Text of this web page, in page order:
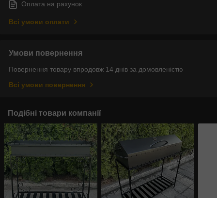
Оплата на рахунок
Всі умови оплати
Умови повернення
Повернення товару впродовж 14 днів за домовленістю
Всі умови повернення
Подібні товари компанії